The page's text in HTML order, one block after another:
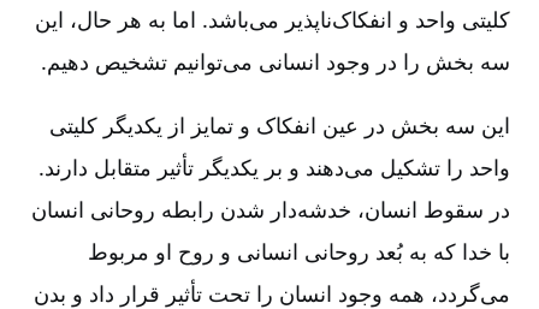
کلیتی واحد و انفکاک‌ناپذیر می‌باشد. اما به هر حال‌، این
سه بخش را در وجود انسانی می‌توانیم تشخیص دهیم‌.
این سه بخش در عین انفکاک و تمایز از یکدیگر کلیتی
واحد را تشکیل می‌دهند و بر یکدیگر تأثیر متقابل دارند.
در سقوط انسان‌، خدشه‌دار شدن رابطه روحانی انسان
با خدا که به بُعد روحانی انسانی و روح او مربوط
می‌گردد، همه وجود انسان را تحت تأثیر قرار داد و بدن